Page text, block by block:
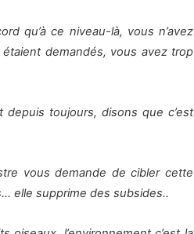
qu’à ce niveau-là, vous n’avez
demandés, vous avez trop
toujours, disons que c’est
vous demande de cibler cette
elle supprime des subsides..